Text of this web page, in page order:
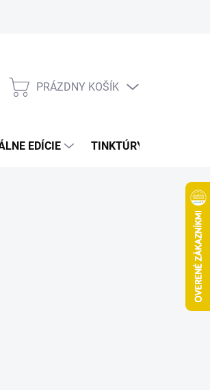
NÁKUPNÝ
PRÁZDNY KOŠÍK
EDÍCIE TINKTÚRY